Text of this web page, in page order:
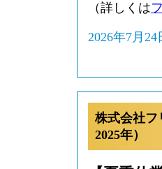
（詳しくは
2026年7月24
株式会社フ
2025年）